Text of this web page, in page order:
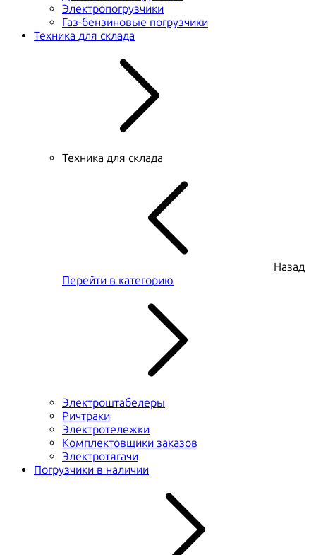
Электропогрузчики
Газ-бензиновые погрузчики
Техника для склада
Техника для склада
Назад
Перейти в категорию
Электроштабелеры
Ричтраки
Электротележки
Комплектовщики заказов
Электротягачи
Погрузчики в наличии